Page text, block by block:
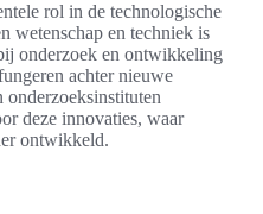
rol in de technologische
wetenschap en techniek is
onderzoek en ontwikkeling
achter nieuwe
deze innovaties, waar
ontwikkeld.